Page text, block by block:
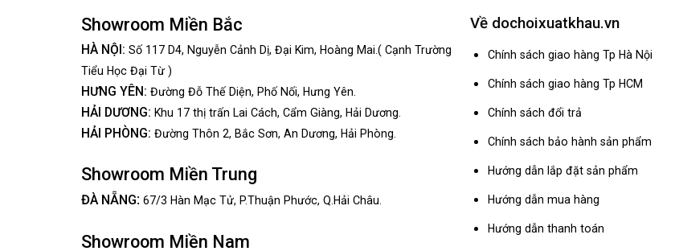
Showroom Miền Bắc
HÀ NỘI: Số 117 D4, Nguyễn Cảnh Dị, Đại Kim, Hoàng Mai.( Cạnh Trường
Tiểu Học Đại Từ )
HƯNG YÊN: Đường Đỗ Thế Diện, Phố Nối, Hưng Yên.
HẢI DƯƠNG: Khu 17 thị trấn Lai Cách, Cẩm Giàng, Hải Dương.
HẢI PHÒNG: Đường Thôn 2, Bắc Sơn, An Dương, Hải Phòng.
Showroom Miền Trung
ĐÀ NẴNG: 67/3 Hàn Mạc Tử, P.Thuận Phước, Q.Hải Châu.
Showroom Miền Nam
Về dochoixuatkhau.vn
Chính sách giao hàng Tp Hà Nội
Chính sách giao hàng Tp HCM
Chính sách đổi trả
Chính sách bảo hành sản phẩm
Hướng dẫn lắp đặt sản phẩm
Hướng dẫn mua hàng
Hướng dẫn thanh toán